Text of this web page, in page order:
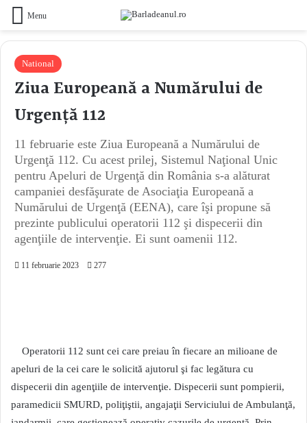
Menu
National
Ziua Europeană a Numărului de
Urgență 112
11 februarie este Ziua Europeană a Numărului de
Urgenţă 112. Cu acest prilej, Sistemul Naţional Unic
pentru Apeluri de Urgenţă din România s-a alăturat
campaniei desfăşurate de Asociaţia Europeană a
Numărului de Urgenţă (EENA), care îşi propune să
prezinte publicului operatorii 112 şi dispecerii din
agenţiile de intervenţie. Ei sunt oamenii 112.
11 februarie 2023 277
Operatorii 112 sunt cei care preiau în fiecare an milioane de
apeluri de la cei care le solicită ajutorul şi fac legătura cu
dispecerii din agenţiile de intervenţie. Dispecerii sunt pompierii,
paramedicii SMURD, poliţiştii, angajaţii Serviciului de Ambulanţă,